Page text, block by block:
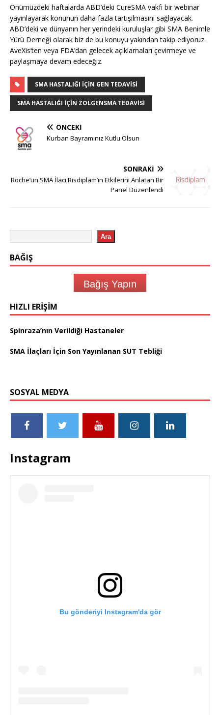
Önümüzdeki haftalarda ABD’deki CureSMA vakfı bir webinar
yayınlayarak konunun daha fazla tartışılmasını sağlayacak.
ABD’deki ve dünyanın her yerindeki kuruluşlar gibi SMA Benimle
Yürü Derneği olarak biz de bu konuyu yakından takip ediyoruz.
AveXis’ten veya FDA’dan gelecek açıklamaları çevirmeye ve
paylaşmaya devam edeceğiz.
SMA HASTALIĞI IÇIN GEN TEDAVISI
SMA HASTALIĞI IÇIN ZOLGENSMA TEDAVISI
ÖNCEKI
Kurban Bayramınız Kutlu Olsun
SONRAKI
Roche’un SMA İlacı Risdiplam’ın Etkilerini Anlatan Bir
Panel Düzenlendi
Ara
BAĞIŞ
Bağış Yapın
HIZLI ERIŞIM
Spinraza’nın Verildiği Hastaneler
SMA İlaçları İçin Son Yayınlanan SUT Tebliği
SOSYAL MEDYA
Instagram
Bu gönderiyi Instagram'da gör